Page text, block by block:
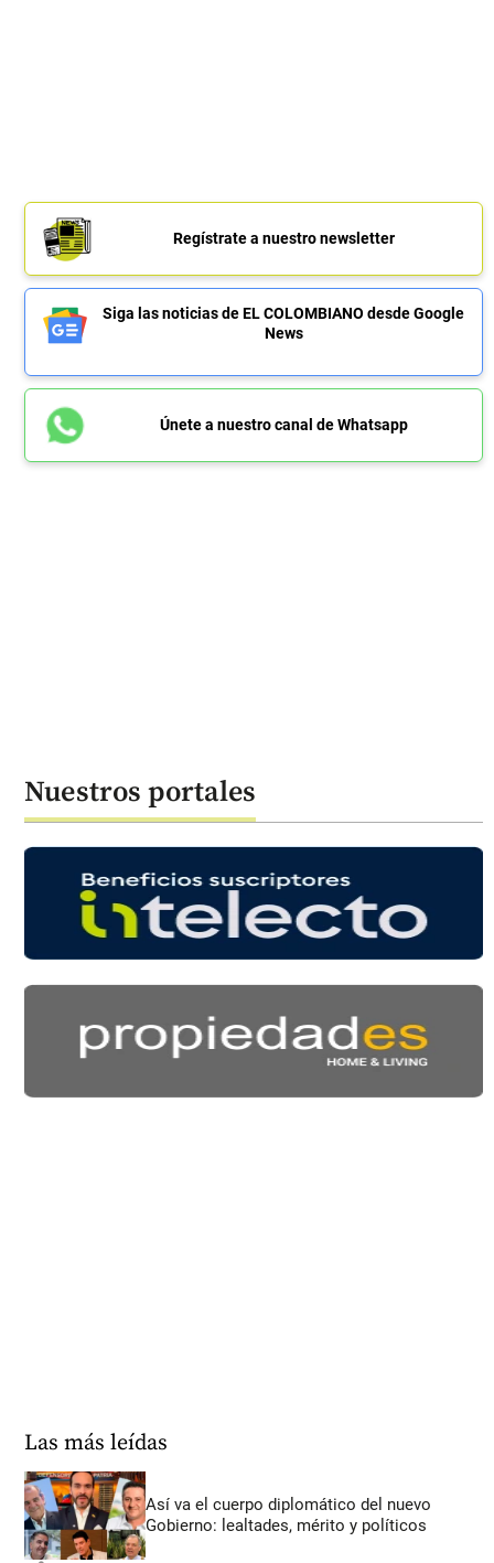
Regístrate a nuestro newsletter
Siga las noticias de EL COLOMBIANO desde Google
News
Únete a nuestro canal de Whatsapp
Nuestros portales
Las más leídas
Así va el cuerpo diplomático del nuevo
Gobierno: lealtades, mérito y políticos